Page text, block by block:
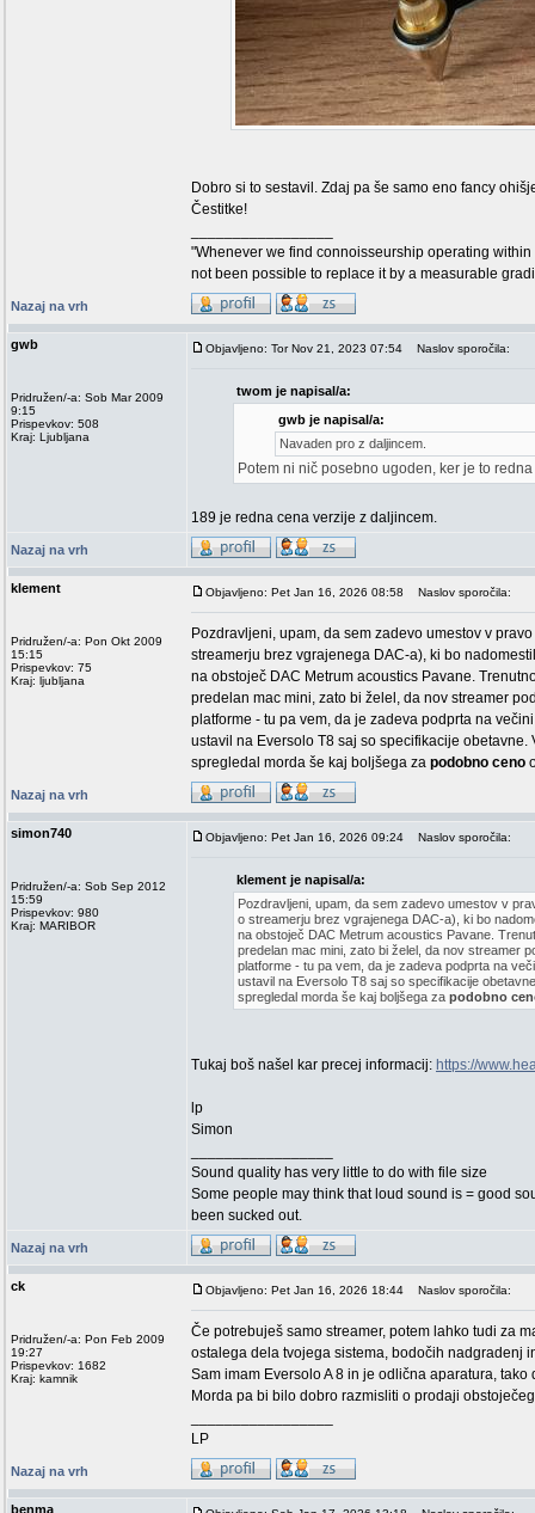
Dobro si to sestavil. Zdaj pa še samo eno fancy
Čestitke!
"Whenever we find connoisseurship operating
not been possible to replace it by a measurable
Nazaj na vrh
gwb
Pridružen/-a: Sob Mar 2009
9:15
Prispevkov: 508
Kraj: Ljubljana
Objavljeno: Tor Nov 21, 2023 07:54 Naslov sporočila:
twom je napisal/a:
gwb je napisal/a:
Navaden pro z daljincem.
Potem ni nič posebno ugoden, ker je to
189 je redna cena verzije z daljincem.
Nazaj na vrh
klement
Pridružen/-a: Pon Okt 2009
15:15
Prispevkov: 75
Kraj: ljubljana
Objavljeno: Pet Jan 16, 2026 08:58 Naslov sporočila:
Pozdravljeni, upam, da sem zadevo umestov v
streamerju brez vgrajenega DAC-a), ki bo
na obstoječ DAC Metrum acoustics Pavane.
predelan mac mini, zato bi želel, da nov streamer
platforme - tu pa vem, da je zadeva podprta na
ustavil na Eversolo T8 saj so specifikacije
spregledal morda še kaj boljšega za podobno ceno
Nazaj na vrh
simon740
Pridružen/-a: Sob Sep 2012
15:59
Prispevkov: 980
Kraj: MARIBOR
Objavljeno: Pet Jan 16, 2026 09:24 Naslov sporočila:
klement je napisal/a:
Pozdravljeni, upam, da sem zadevo umestov v
o streamerju brez vgrajenega DAC-a), ki bo
na obstoječ DAC Metrum acoustics Pavane.
predelan mac mini, zato bi želel, da nov streamer
platforme - tu pa vem, da je zadeva podprta na
ustavil na Eversolo T8 saj so specifikacije
spregledal morda še kaj boljšega za podobno
Tukaj boš našel kar precej informacij: https://
lp
Simon
Sound quality has very little to do with file size
Some people may think that loud sound is = good
been sucked out.
Nazaj na vrh
ck
Pridružen/-a: Pon Feb 2009
19:27
Prispevkov: 1682
Kraj: kamnik
Objavljeno: Pet Jan 16, 2026 18:44 Naslov sporočila:
Če potrebuješ samo streamer, potem lahko tudi za
ostalega dela tvojega sistema, bodočih nadgradenj
Sam imam Eversolo A 8 in je odlična aparatura,
Morda pa bi bilo dobro razmisliti o prodaji
LP
Nazaj na vrh
benma